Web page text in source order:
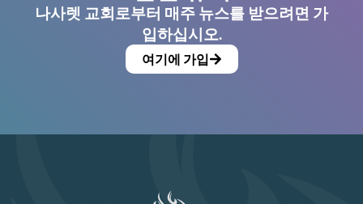
나사렛 교회로부터 매주 뉴스를 받으려면 가
입하십시오.
여기에 가입